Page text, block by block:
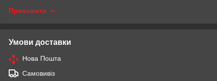
Приховати
Умови доставки
Нова Пошта
Самовивіз